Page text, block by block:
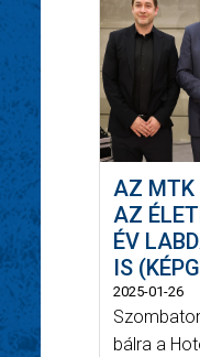
AZ MTK
AZ
ÉV
IS
2025-01-26
bálra a